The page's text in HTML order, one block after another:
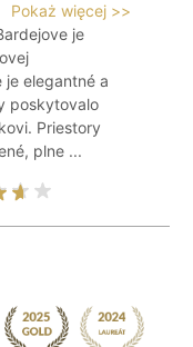
Pokaż więcej >>
je
elegantné a
poskytovalo
Priestory
plne ...